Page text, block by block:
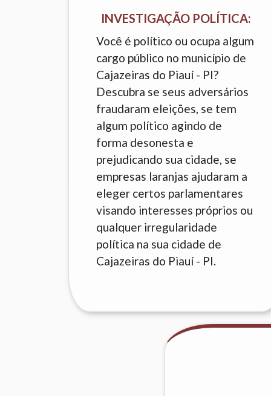
INVESTIGAÇÃO POLÍTICA:
Você é político ou ocupa algum
cargo público no município de
Cajazeiras do Piauí - PI?
Descubra se seus adversários
fraudaram eleições, se tem
algum político agindo de
forma desonesta e
prejudicando sua cidade, se
empresas laranjas ajudaram a
eleger certos parlamentares
visando interesses próprios ou
qualquer irregularidade
política na sua cidade de
Cajazeiras do Piauí - PI.